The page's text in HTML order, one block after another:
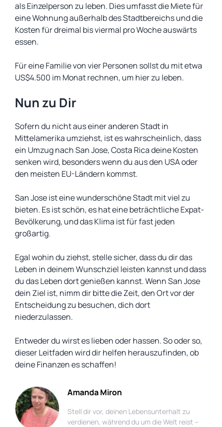
als Einzelperson zu leben. Dies umfasst die Miete für
eine Wohnung außerhalb des Stadtbereichs und die
Kosten für dreimal bis viermal pro Woche auswärts
essen.
Für eine Familie von vier Personen sollst du mit etwa
US$4.500 im Monat rechnen, um hier zu leben.
Nun zu Dir
Sofern du nicht aus einer anderen Stadt in
Mittelamerika umziehst, ist es wahrscheinlich, dass
ein Umzug nach San Jose, Costa Rica deine Kosten
senken wird, besonders wenn du aus den USA oder
den meisten EU-Ländern kommst.
San Jose ist eine wunderschöne Stadt mit viel zu
bieten. Es ist schön, es hat eine beträchtliche Expat-
Bevölkerung, und das Klima ist für fast jeden
großartig.
Egal wohin du ziehst, stelle sicher, dass du dir das
Leben in deinem Wunschziel leisten kannst und dass
du das Leben dort genießen kannst. Wenn San Jose
dein Ziel ist, nimm dir bitte die Zeit, den Ort vor der
Entscheidung zu besuchen, dich dort
niederzulassen.
Entweder du wirst es lieben oder hassen. So oder so,
dieser Leitfaden wird dir helfen herauszufinden, ob
deine Finanzen es schaffen!
Amanda Miron
Stell dir vor, deinen Lebensunterhalt zu
verdienen, während du um die Welt reist –